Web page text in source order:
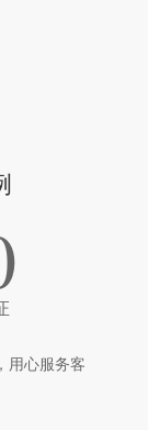
用心服务客